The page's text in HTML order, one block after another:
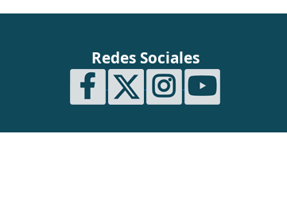
Redes Sociales